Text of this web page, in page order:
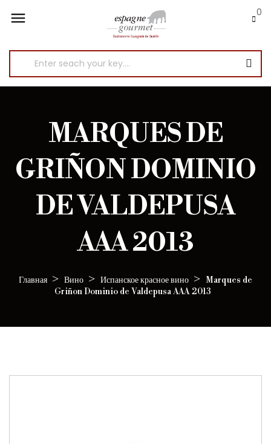
 0
MARQUES DE
GRIÑON DOMINIO
DE VALDEPUSA
AAA 2013
Главная Вино Испанское красное вино
Marques de
Griñon Dominio de Valdepusa AAA 2013